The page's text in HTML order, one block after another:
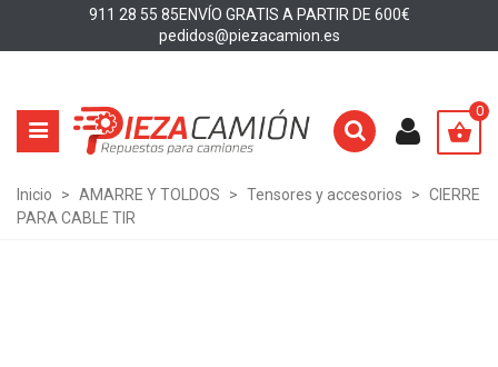
911 28 55 85ENVÍO GRATIS A PARTIR DE 600€
pedidos@piezacamion.es
0
Inicio > AMARRE Y TOLDOS > Tensores y accesorios > CIERRE
PARA CABLE TIR